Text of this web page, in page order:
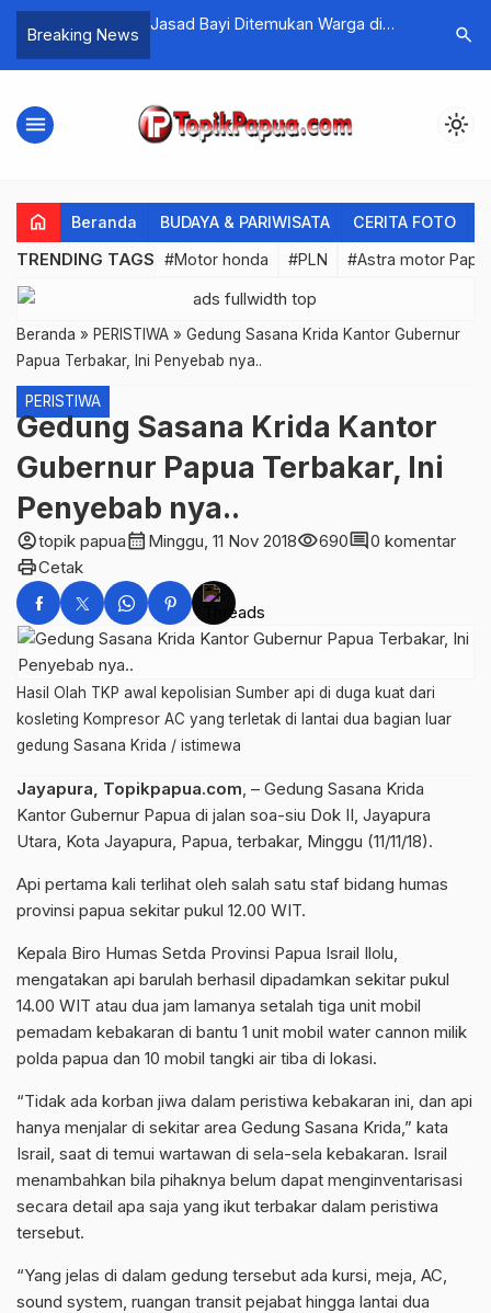
Breaking News
Jasad Bayi Ditemukan Warga di
Berjudi
search
menu light_mode
home Beranda BUDAYA & PARIWISATA CERITA FOTO
TRENDING TAGS #Motor honda #PLN #Astra motor
Beranda » PERISTIWA » Gedung Sasana Krida Kantor Gubernur
Papua Terbakar, Ini Penyebab nya..
PERISTIWA
Gedung Sasana Krida Kantor
Gubernur Papua Terbakar, Ini
Penyebab nya..
account_circletopik papuacalendar_month Minggu, 11 Nov 2018visibility690comment0 komentar
printCetak
Hasil Olah TKP awal kepolisian Sumber api di duga kuat dari
kosleting Kompresor AC yang terletak di lantai dua bagian luar
gedung Sasana Krida / istimewa
Jayapura, Topikpapua.com, – Gedung Sasana Krida
Kantor Gubernur Papua di jalan soa-siu Dok II, Jayapura
Utara, Kota Jayapura, Papua, terbakar, Minggu (11/11/18).
Api pertama kali terlihat oleh salah satu staf bidang humas
provinsi papua sekitar pukul 12.00 WIT.
Kepala Biro Humas Setda Provinsi Papua Israil Ilolu,
mengatakan api barulah berhasil dipadamkan sekitar pukul
14.00 WIT atau dua jam lamanya setalah tiga unit mobil
pemadam kebakaran di bantu 1 unit mobil water cannon milik
polda papua dan 10 mobil tangki air tiba di lokasi.
“Tidak ada korban jiwa dalam peristiwa kebakaran ini, dan api
hanya menjalar di sekitar area Gedung Sasana Krida,” kata
Israil, saat di temui wartawan di sela-sela kebakaran. Israil
menambahkan bila pihaknya belum dapat menginventarisasi
secara detail apa saja yang ikut terbakar dalam peristiwa
tersebut.
“Yang jelas di dalam gedung tersebut ada kursi, meja, AC,
sound system, ruangan transit pejabat hingga lantai dua